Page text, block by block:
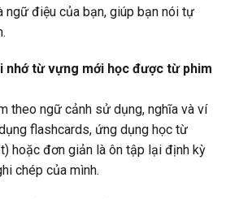
ngữ điệu của bạn, giúp bạn nói tự
nhớ từ vựng mới học được từ phim
theo ngữ cảnh sử dụng, nghĩa và ví
flashcards, ứng dụng học từ
hoặc đơn giản là ôn tập lại định kỳ
chép của mình.